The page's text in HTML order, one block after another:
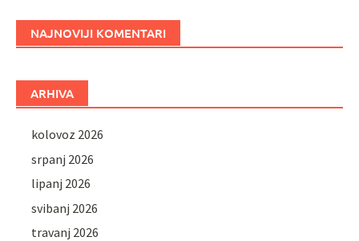
NAJNOVIJI KOMENTARI
ARHIVA
kolovoz 2026
srpanj 2026
lipanj 2026
svibanj 2026
travanj 2026